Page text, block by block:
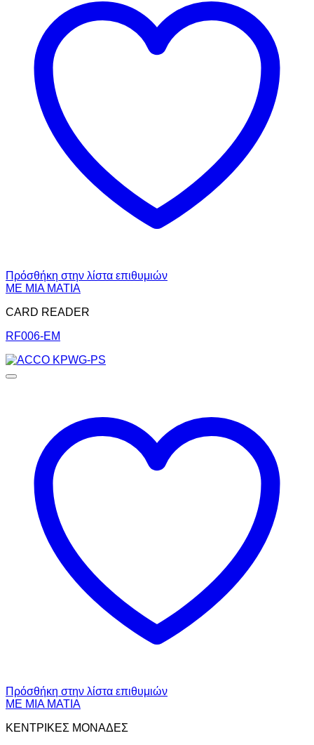
Πρόσθήκη στην λίστα επιθυμιών
ΜΕ ΜΙΑ ΜΑΤΙΑ
CARD READER
RF006-EM
Πρόσθήκη στην λίστα επιθυμιών
ΜΕ ΜΙΑ ΜΑΤΙΑ
ΚΕΝΤΡΙΚΕΣ ΜΟΝΑΔΕΣ